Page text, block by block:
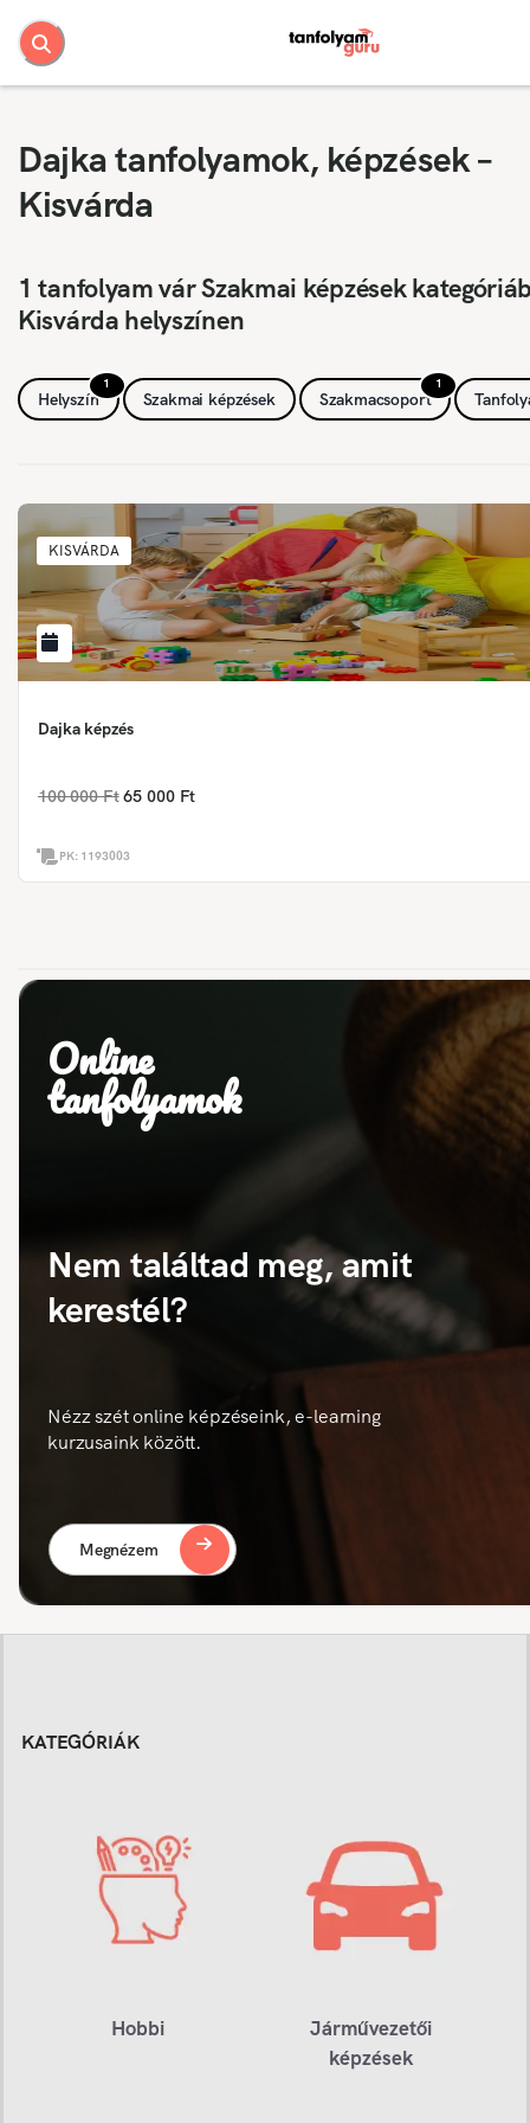
Dajka tanfolyamok, képzések –
Kisvárda
1 tanfolyam vár Szakmai képzések
Kisvárda helyszínen
1
Helyszín Szakmai képzések
1
Szakmacsoport
KISVÁRDA
Dajka képzés
100 000 Ft 65 000 Ft
PK: 1193003
Online
tanfolyamok
Nem találtad meg, amit
kerestél?
Nézz szét online képzéseink, e-learning
kurzusaink között.
Megnézem
KATEGÓRIÁK
Hobbi
Járművezetői
képzések